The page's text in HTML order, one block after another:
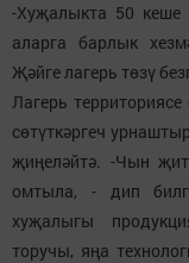
-Хуҗалыкта 50 кеше
аларга барлык
Җәйге лагерь төзү
Лагерь
сөтүткәргеч
җиңеләйтә. -Чын
омтыла, - дип
хуҗалыгы
торучы, яңа